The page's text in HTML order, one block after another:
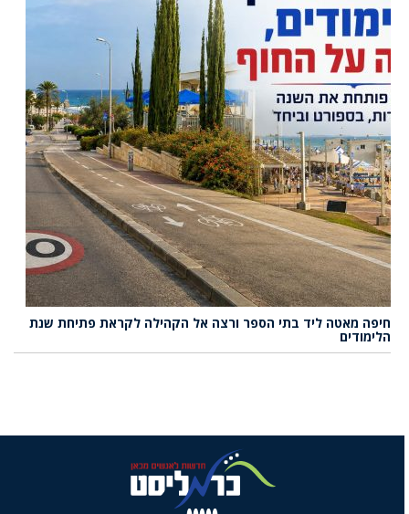
חיפה מאטה ליד בתי הספר ורצה אל הקהילה לקראת פתיחת שנת
הלימודים